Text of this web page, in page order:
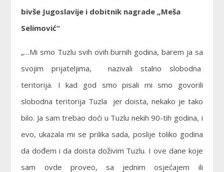
bivše Jugoslavije i dobitnik nagrade „Meša
Selimović“
„…Mi smo Tuzlu svih ovih burnih godina, barem ja sa
svojim prijateljima, nazivali stalno slobodna
teritorija. I kad god smo pisali mi smo govorili
slobodna teritorija Tuzla jer doista, nekako je tako
bilo. Ja sam trebao doći u Tuzlu nekih 90-tih godina, i
evo, ukazala mi se prilika sada, poslije toliko godina
da dođem i da doista doživim Tuzlu. I ove dane koje
sam ovde proveo, sa jednim osjećajem ili